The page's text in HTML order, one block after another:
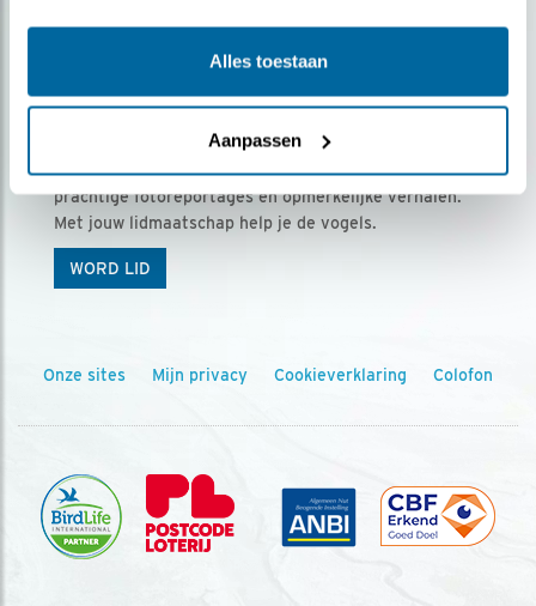
Alles toestaan
Aanpassen
Ontvang 5 x Vogels voor € 36,00 per jaar
Vogels is het tijdschrift voor onze leden, met
prachtige fotoreportages en opmerkelijke verhalen.
Met jouw lidmaatschap help je de vogels.
WORD LID
Onze sites Mijn privacy Cookieverklaring Colofon